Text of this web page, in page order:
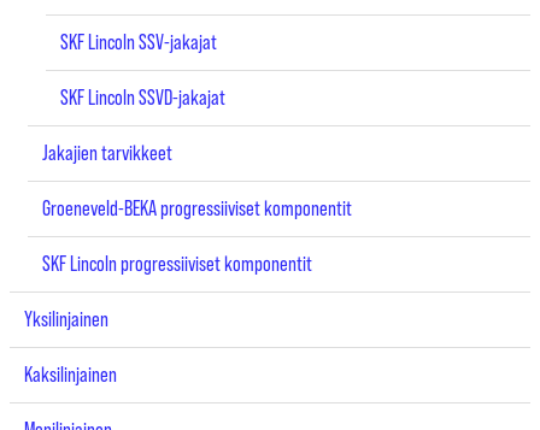
SKF Lincoln SSV-jakajat
SKF Lincoln SSVD-jakajat
Jakajien tarvikkeet
Groeneveld-BEKA progressiiviset komponentit
SKF Lincoln progressiiviset komponentit
Yksilinjainen
Kaksilinjainen